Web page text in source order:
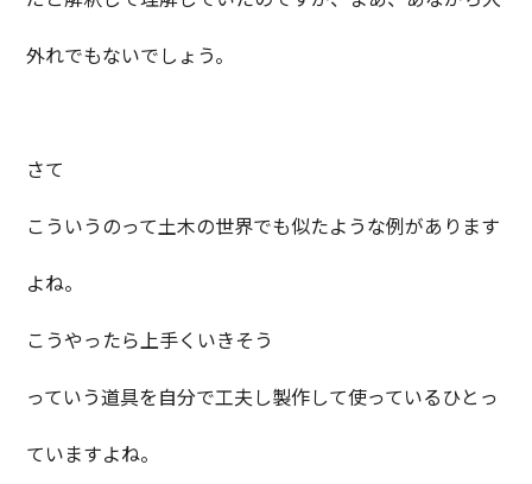
外れでもないでしょう。
さて
こういうのって土木の世界でも似たような例があります
よね。
こうやったら上手くいきそう
っていう道具を自分で工夫し製作して使っているひとっ
ていますよね。